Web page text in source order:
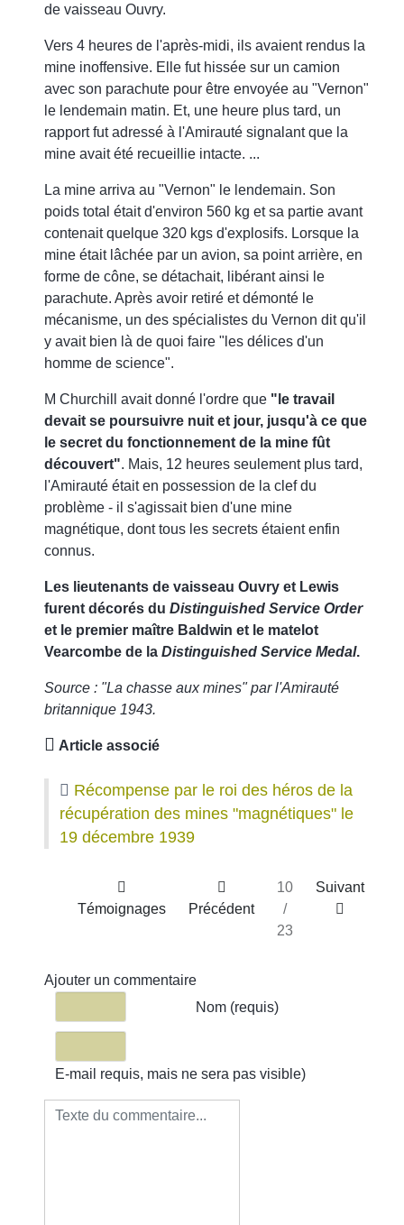
de vaisseau Ouvry.
Vers 4 heures de l'après-midi, ils avaient rendus la
mine inoffensive. Elle fut hissée sur un camion
avec son parachute pour être envoyée au "Vernon"
le lendemain matin. Et, une heure plus tard, un
rapport fut adressé à l'Amirauté signalant que la
mine avait été recueillie intacte. ...
La mine arriva au "Vernon" le lendemain. Son
poids total était d'environ 560 kg et sa partie avant
contenait quelque 320 kgs d'explosifs. Lorsque la
mine était lâchée par un avion, sa point arrière, en
forme de cône, se détachait, libérant ainsi le
parachute. Après avoir retiré et démonté le
mécanisme, un des spécialistes du Vernon dit qu'il
y avait bien là de quoi faire "les délices d'un
homme de science".
M Churchill avait donné l'ordre que "le travail
devait se poursuivre nuit et jour, jusqu'à ce que
le secret du fonctionnement de la mine fût
découvert". Mais, 12 heures seulement plus tard,
l'Amirauté était en possession de la clef du
problème - il s'agissait bien d'une mine
magnétique, dont tous les secrets étaient enfin
connus.
Les lieutenants de vaisseau Ouvry et Lewis
furent décorés du Distinguished Service Order
et le premier maître Baldwin et le matelot
Vearcombe de la Distinguished Service Medal.
Source : "La chasse aux mines" par l'Amirauté
britannique 1943.
Article associé
Récompense par le roi des héros de la
récupération des mines "magnétiques" le
19 décembre 1939
Témoignages Précédent
10
/
23
Suivant
Ajouter un commentaire
Nom (requis)
E-mail requis, mais ne sera pas visible)